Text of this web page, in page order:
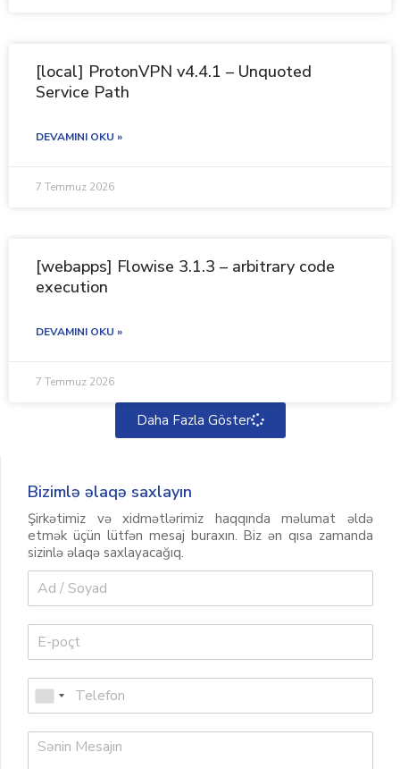
[local] ProtonVPN v4.4.1 – Unquoted
Service Path
DEVAMINI OKU »
7 Temmuz 2026
[webapps] Flowise 3.1.3 – arbitrary code
execution
DEVAMINI OKU »
7 Temmuz 2026
Daha Fazla Göster
Bizimlə əlaqə saxlayın
Şirkətimiz və xidmətlərimiz haqqında məlumat əldə
etmək üçün lütfən mesaj buraxın. Biz ən qısa zamanda
sizinlə əlaqə saxlayacağıq.